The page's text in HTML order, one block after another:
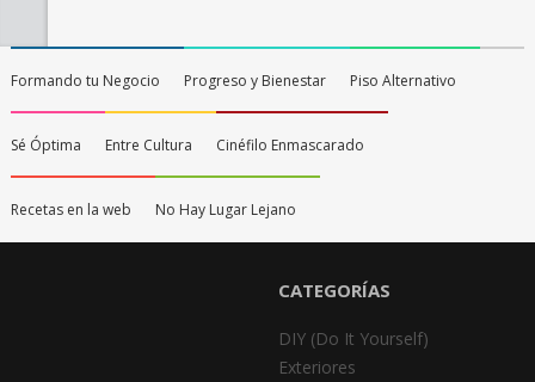
Formando tu Negocio Progreso y Bienestar Piso Alternativo
Sé Óptima Entre Cultura Cinéfilo Enmascarado
Recetas en la web No Hay Lugar Lejano
CATEGORÍAS
DIY (Do It Yourself)
Exteriores